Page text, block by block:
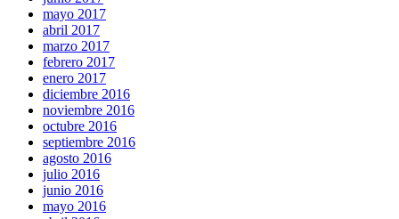
mayo 2017
abril 2017
marzo 2017
febrero 2017
enero 2017
diciembre 2016
noviembre 2016
octubre 2016
septiembre 2016
agosto 2016
julio 2016
junio 2016
mayo 2016